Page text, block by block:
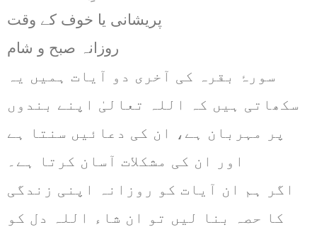
پریشانی یا خوف کے وقت
روزانہ صبح و شام
سورۂ بقرہ کی آخری دو آیات ہمیں یہ
سکھاتی ہیں کہ اللہ تعالیٰ اپنے بندوں
پر مہربان ہے، ان کی دعائیں سنتا ہے
اور ان کی مشکلات آسان کرتا ہے۔
اگر ہم ان آیات کو روزانہ اپنی زندگی
کا حصہ بنا لیں تو ان شاء اللہ دل کو